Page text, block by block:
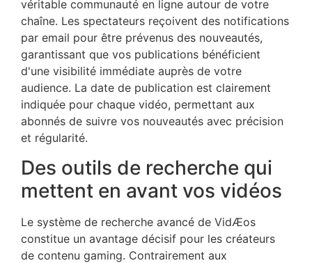
véritable communauté en ligne autour de votre
chaîne. Les spectateurs reçoivent des notifications
par email pour être prévenus des nouveautés,
garantissant que vos publications bénéficient
d'une visibilité immédiate auprès de votre
audience. La date de publication est clairement
indiquée pour chaque vidéo, permettant aux
abonnés de suivre vos nouveautés avec précision
et régularité.
Des outils de recherche qui
mettent en avant vos vidéos
Le système de recherche avancé de VidÆos
constitue un avantage décisif pour les créateurs
de contenu gaming. Contrairement aux